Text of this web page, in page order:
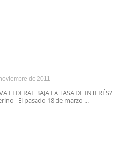
de 2011
FEDERAL BAJA LA TASA DE INTERÉS?
El pasado 18 de marzo ...